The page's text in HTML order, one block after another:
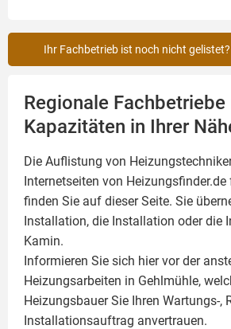
Ihr Fachbetrieb ist noch nicht
Regionale
Kapazitäten in Ihrer
Die Auflistung von
Internetseiten von
finden Sie auf dieser Seite. Sie
Installation, die Installation oder die
Kamin.
Informieren Sie sich hier vor der
Heizungsarbeiten in Gehlmühle,
Heizungsbauer Sie Ihren Wartungs-,
Installationsauftrag anvertrauen.